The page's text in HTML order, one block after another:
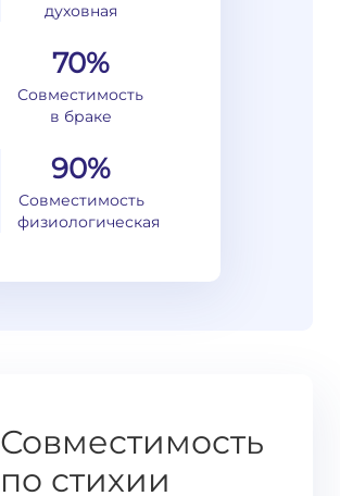
духовная
70%
Совместимость
в браке
90%
Совместимость
физиологическая
Совместимость
по стихии